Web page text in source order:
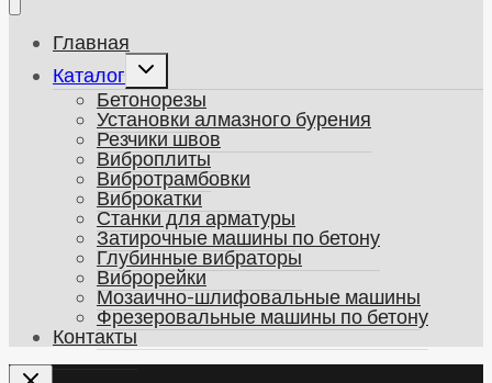
Главная
Каталог
Развернуть
меню
Бетонорезы
Установки алмазного бурения
Резчики швов
Виброплиты
Вибротрамбовки
Виброкатки
Станки для арматуры
Затирочные машины по бетону
Глубинные вибраторы
Виброрейки
Мозаично-шлифовальные машины
Фрезеровальные машины по бетону
Контакты